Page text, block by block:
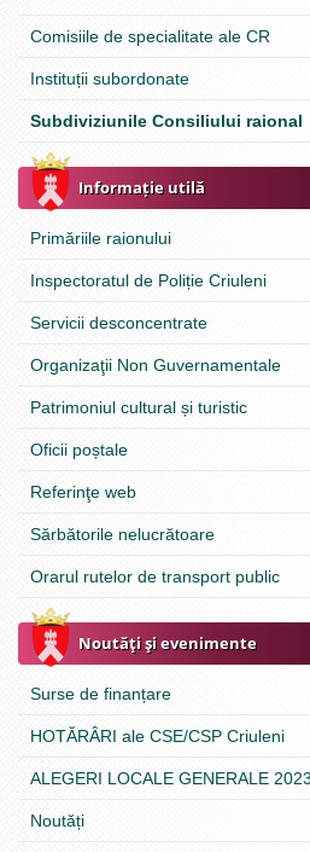
Comisiile de specialitate ale CR
Instituții subordonate
Subdiviziunile Consiliului raional
Informație utilă
Primăriile raionului
Inspectoratul de Poliție Criuleni
Servicii desconcentrate
Organizaţii Non Guvernamentale
Patrimoniul cultural și turistic
Oficii poștale
Referinţe web
Sărbătorile nelucrătoare
Orarul rutelor de transport public
Noutăţi şi evenimente
Surse de finanțare
HOTĂRÂRI ale CSE/CSP Criuleni
ALEGERI LOCALE GENERALE 2023
Noutăți